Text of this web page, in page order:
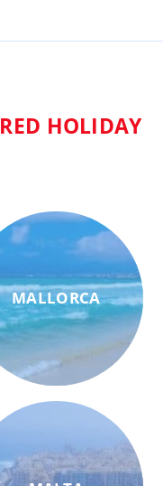
RED HOLIDAY
MALLORCA